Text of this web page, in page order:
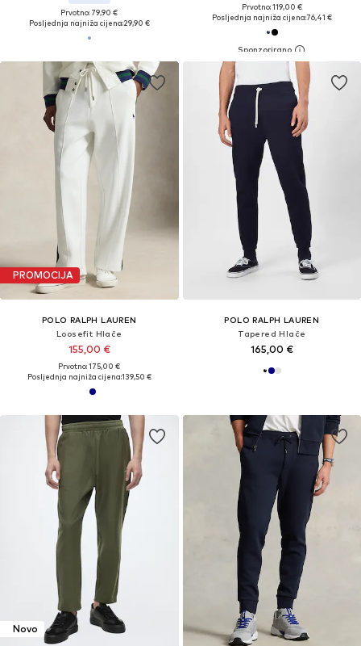
Prvotno: 79,90 €
Posljednja najniža cijena:29,90 €
Prvotno: 119,00 €
Posljednja najniža cijena:76,41 €
PROMOCIJA
POLO RALPH LAUREN
Loosefit Hlače
155,00 €
Prvotno: 175,00 €
Posljednja najniža cijena:139,50 €
POLO RALPH LAUREN
Tapered Hlače
165,00 €
Novo